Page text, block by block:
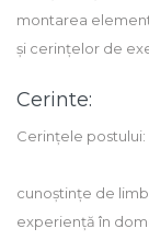
montarea
și cerințelor de
Cerinte:
Cerințele postului:
cunoștințe de
experiență în